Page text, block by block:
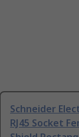
Schneider
RJ45 Socket